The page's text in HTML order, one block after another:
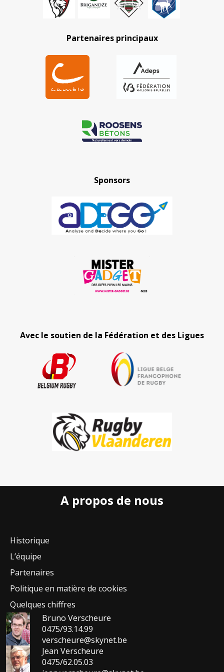
Partenaires principaux
Sponsors
Avec le soutien de la Fédération et des Ligues
A propos de nous
Historique
L’équipe
Partenaires
Politique en matière de cookies
Quelques chiffres
Bruno Verscheure
0475/93.14.99
verscheure@skynet.be
Jean Verscheure
0475/62.05.03